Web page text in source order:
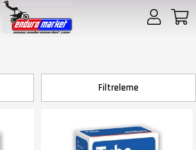
Filtreleme